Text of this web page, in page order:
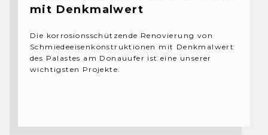
mit Denkmalwert
Die korrosionsschützende Renovierung von
Schmiedeeisenkonstruktionen mit Denkmalwert
des Palastes am Donauufer ist eine unserer
wichtigsten Projekte.